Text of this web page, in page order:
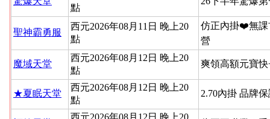
點
聖神霸勇服
西元2026年08月11日 晚上20
點
仿正內掛❤️無
營
魔域天堂
西元2026年08月12日 晚上20
點
爽領高額元寶
★夏眠天堂
西元2026年08月12日 晚上20
點
2.70內掛 品牌
西元2026年08月12日 晚上20